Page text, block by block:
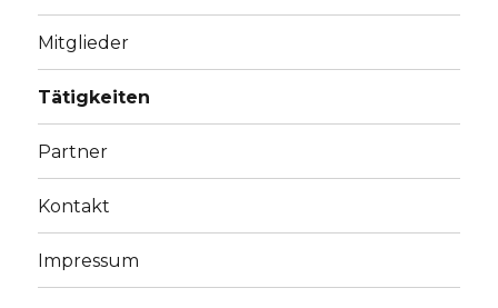
Mitglieder
Tätigkeiten
Partner
Kontakt
Impressum